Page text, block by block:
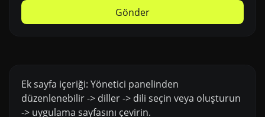
Gönder
Ek sayfa içeriği: Yönetici panelinden
düzenlenebilir -> diller -> dili seçin veya oluşturun
-> uygulama sayfasını çevirin.